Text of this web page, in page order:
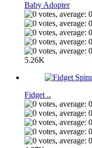
Baby Adopter
5.26K
Fidget ..